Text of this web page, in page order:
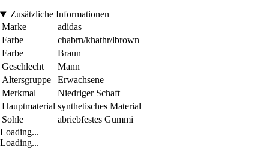
Zusätzliche Informationen
Marke
adidas
Farbe
chabrn/khathr/lbrown
Farbe
Braun
Geschlecht
Mann
Altersgruppe
Erwachsene
Merkmal
Niedriger Schaft
Hauptmaterial synthetisches Material
Sohle
abriebfestes Gummi
Loading...
Loading...